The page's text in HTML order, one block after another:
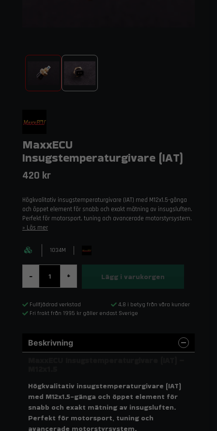
MaxxECU
Insugstemperaturgivare (IAT)
420 kr
Högkvalitativ insugstemperaturgivare (IAT) med M12x1.5-gänga
och öppet element för snabb och exakt mätning av insugsluften.
Perfekt för motorsport, tuning och avancerade motorstyrsystem.
Läs mer
1034M
- + Lägg i varukorgen
Fullfjädrad verkstad
4,8 i betyg från våra kunder
Fri frakt från 1995 kr gäller endast Sverige
Beskrivning
Högkvalitativ insugstemperaturgivare (IAT)
med M12x1.5-gänga och öppet element för
snabb och exakt mätning av insugsluften.
Perfekt för motorsport, tuning och
avancerade motorstyrsystem.